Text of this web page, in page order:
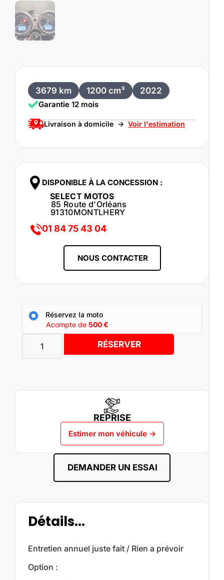
3679 km 1200 cm³ 2022
Garantie 12 mois
Livraison à domicile -> Voir l'estimation
DISPONIBLE À LA CONCESSION :
SELECT MOTOS
85 Route d'Orléans
91310MONTLHERY
01 84 75 43 04
NOUS CONTACTER
Réservez la moto
Acompte de 500€
RÉSERVER
REPRISE
Estimer mon véhicule ->
DEMANDER UN ESSAI
Détails...
Entretien annuel juste fait / Rien a prévoir
Option :